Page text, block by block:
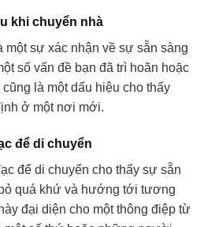
khi chuyển nhà
sự xác nhận về sự sẵn sàng
số vấn đề bạn đã trì hoãn hoặc
là một dấu hiệu cho thấy
ở một nơi mới.
để di chuyển
để di chuyển cho thấy sự sẵn
quá khứ và hướng tới tương
đại diện cho một thông điệp từ